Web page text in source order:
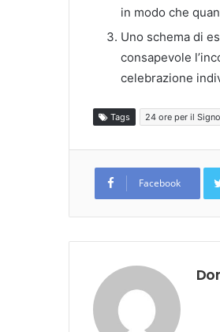
in modo che
Uno schema di
consapevole
celebrazione
Tags 24 ore per il
Facebook